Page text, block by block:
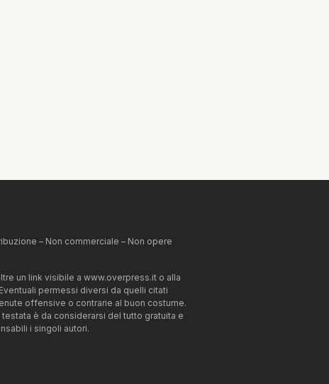
– Non commerciale – Non opere
un link visibile a www.overpress.it o alla
permessi diversi da quelli citati
offensive o contrarie al buon costume.
è da considerarsi del tutto gratuita e
i singoli autori.